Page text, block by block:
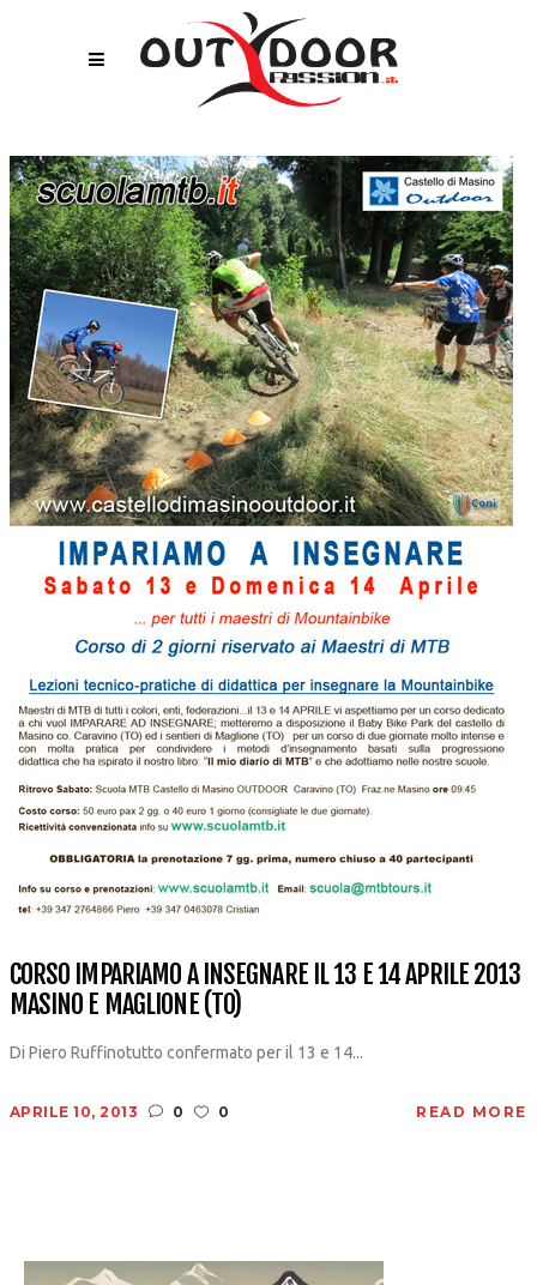
CORSO IMPARIAMO A INSEGNARE IL 13 E 14 APRILE 2013
MASINO E MAGLIONE (TO)
Di Piero Ruffinotutto confermato per il 13 e 14...
APRILE 10, 2013 0 0 READ MORE